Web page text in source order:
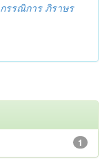
กรรณิการ ภิราษร
1